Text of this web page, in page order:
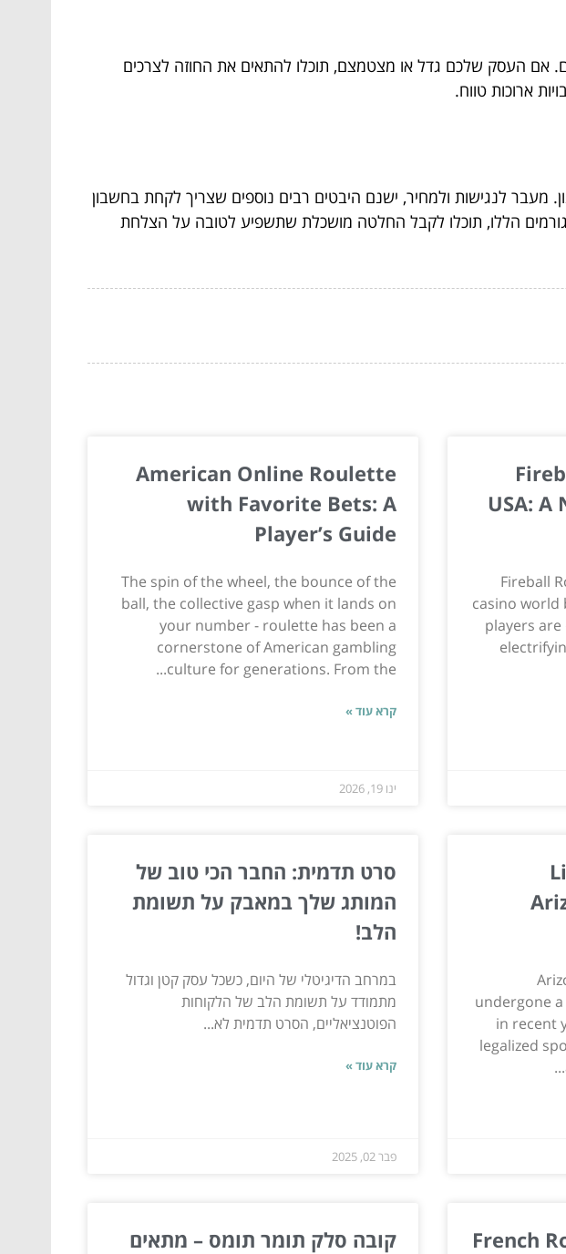
אם העסק שלכם גדל או מצטמצם, תוכלו להתאים את החוזה לצרכים
ארוכות טווח.
לנגישות ולמחיר, ישנם היבטים רבים נוספים שצריך לקחת בחשבון
הללו, תוכלו לקבל החלטה מושכלת שתשפיע לטובה על הצלחת
USA: A
Fireball
casino world
players
American Online Roulette
with Favorite Bets: A
Player’s Guide
The spin of the wheel, the bounce of the
ball, the collective gasp when it lands on
your number - roulette has been a
cornerstone of American gambling
culture for generations. From the...
קרא עוד »
ינו 19, 2026
undergone
in recent
legalized
סרט תדמית: החבר הכי טוב של
המותג שלך במאבק על תשומת
הלב!
במרחב הדיגיטלי של היום, כשכל עסק קטן וגדול
מתמודד על תשומת הלב של הלקוחות
הפוטנציאליים, הסרט תדמית לא...
קרא עוד »
פבר 02, 2025
French
קובה סלק תומר תומס – מתאים